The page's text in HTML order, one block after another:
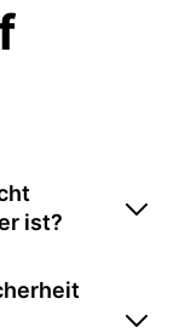
ist?